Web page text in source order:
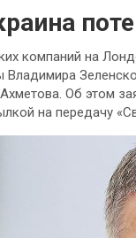
компаний на
Владимира
Об этом
на передачу